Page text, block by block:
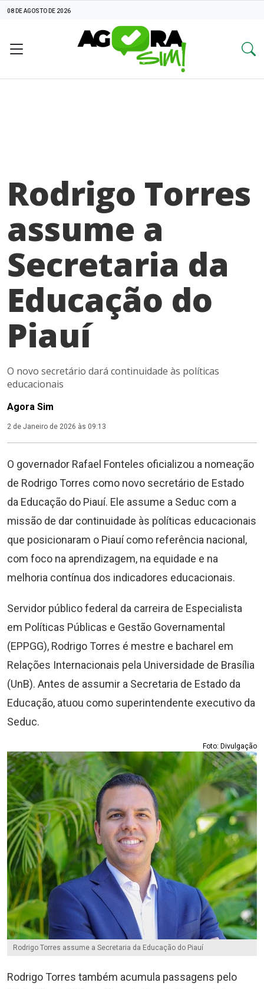
08 DE AGOSTO DE 2026
Rodrigo Torres
assume a
Secretaria da
Educação do
Piauí
O novo secretário dará continuidade às políticas
educacionais
Agora Sim
2 de Janeiro de 2026 às 09:13
O governador Rafael Fonteles oficializou a nomeação
de Rodrigo Torres como novo secretário de Estado
da Educação do Piauí. Ele assume a Seduc com a
missão de dar continuidade às políticas educacionais
que posicionaram o Piauí como referência nacional,
com foco na aprendizagem, na equidade e na
melhoria contínua dos indicadores educacionais.
Servidor público federal da carreira de Especialista
em Políticas Públicas e Gestão Governamental
(EPPGG), Rodrigo Torres é mestre e bacharel em
Relações Internacionais pela Universidade de Brasília
(UnB). Antes de assumir a Secretaria de Estado da
Educação, atuou como superintendente executivo da
Seduc.
Foto: Divulgação
Rodrigo Torres assume a Secretaria da Educação do Piauí
Rodrigo Torres também acumula passagens pelo